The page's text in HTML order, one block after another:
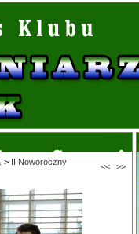
> II Noworoczny
<< >>